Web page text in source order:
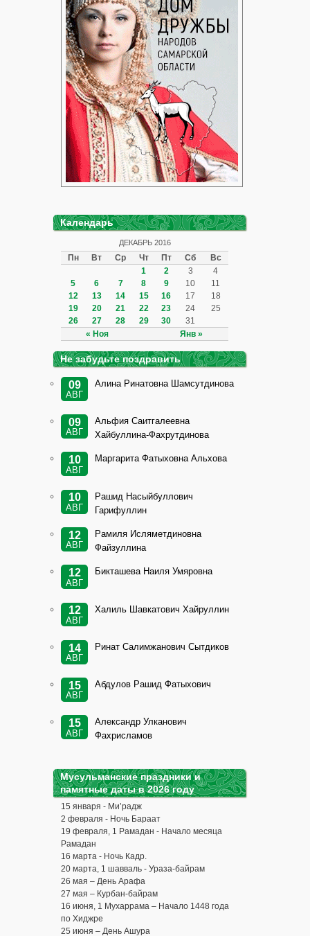
Календарь
ДЕКАБРЬ 2016
Пн Вт Ср Чт Пт Сб Вс
« Ноя Янв »
1 2 3
4
5
6 7 8 9 10
11
12
13 14 15 16 17
18
19
20 21 22 23 24
25
26
27 28 29 30 31
Не забудьте поздравить
09
АВГ
Алина Ринатовна Шамсутдинова
09
АВГ
Альфия Саитгалеевна
Хайбуллина-Фахрутдинова
10
АВГ
Маргарита Фатыховна Альхова
10
АВГ
Рашид Насыйбуллович
Гарифуллин
12
АВГ
Рамиля Исляметдиновна
Файзуллина
12
АВГ
Бикташева Наиля Умяровна
12
АВГ
Халиль Шавкатович Хайруллин
14
АВГ
Ринат Салимжанович Сытдиков
15
АВГ
Абдулов Рашид Фатыхович
15
АВГ
Александр Улканович
Фахрисламов
Мусульманские праздники и
памятные даты в 2026 году
15 января - Ми’радж
2 февраля - Ночь Бараат
19 февраля, 1 Рамадан - Начало месяца
Рамадан
16 марта - Ночь Кадр.
20 марта, 1 шавваль - Ураза-байрам
26 мая – День Арафа
27 мая – Курбан-байрам
16 июня, 1 Мухаррама – Начало 1448 года
по Хиджре
25 июня – День Ашура